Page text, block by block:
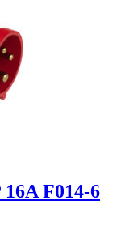
F014-6